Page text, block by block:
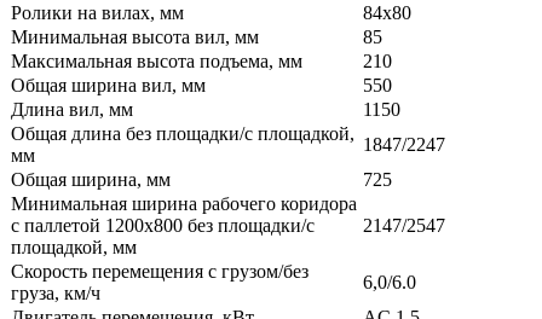
Ролики на вилах, мм
84х80
Минимальная высота вил, мм
85
Максимальная высота подъема, мм
210
Общая ширина вил, мм
550
Длина вил, мм
1150
Общая длина без площадки/с площадкой,
мм
1847/2247
Общая ширина, мм
725
Минимальная ширина рабочего коридора
с паллетой 1200х800 без площадки/с
площадкой, мм
2147/2547
Скорость перемещения с грузом/без
груза, км/ч
6,0/6.0